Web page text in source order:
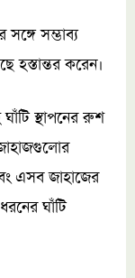
সঙ্গে সম্ভাব্য
হস্তান্তর করেন।
স্থাপনের রুশ
এসব জাহাজের
ঘাঁটি